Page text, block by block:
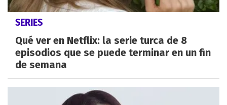
SERIES
Qué ver en Netflix: la serie turca de 8
episodios que se puede terminar en un fin
de semana